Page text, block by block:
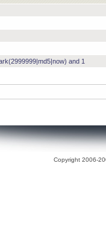
and 1
Copyright 2006-